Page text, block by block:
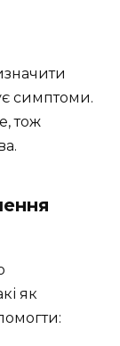
симптоми.
тож
як